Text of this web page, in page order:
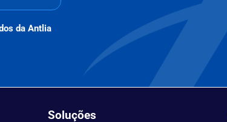
da Antlia
Soluções